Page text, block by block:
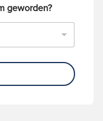
geworden?